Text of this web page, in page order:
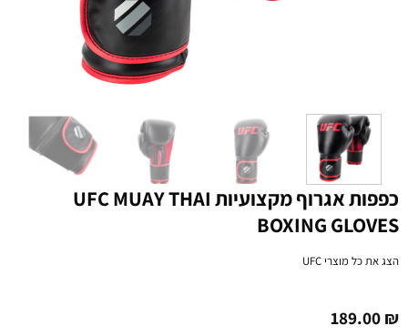
כפפות אגרוף מקצועיות UFC MUAY THAI
BOXING GLOVES
הצג את כל מוצריUFC
189.00₪